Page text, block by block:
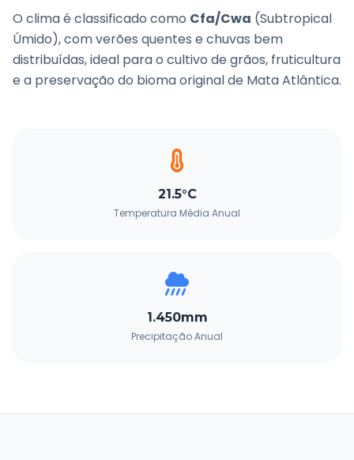
O clima é classificado como Cfa/Cwa (Subtropical
Úmido), com verões quentes e chuvas bem
distribuídas, ideal para o cultivo de grãos, fruticultura
e a preservação do bioma original de Mata Atlântica.
21.5°C
Temperatura Média Anual
1.450mm
Precipitação Anual